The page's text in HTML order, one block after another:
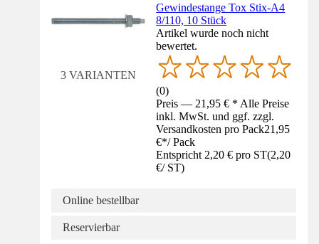
3 VARIANTEN
Gewindestange Tox Stix-A4
8/110, 10 Stück
Artikel wurde noch nicht
bewertet.
(0)
Preis — 21,95 € * Alle Preise
inkl. MwSt. und ggf. zzgl.
Versandkosten pro Pack21,95
€*/ Pack
Entspricht 2,20 € pro ST(2,20
€/ ST)
Online bestellbar
Reservierbar